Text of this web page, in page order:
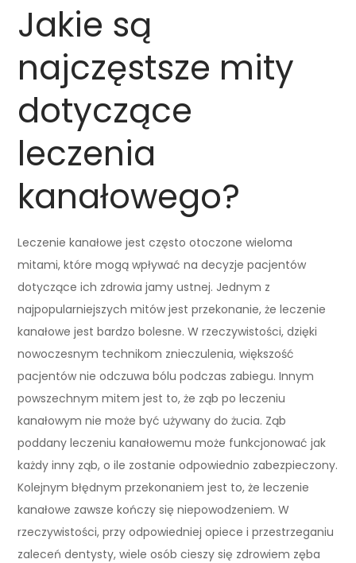
Jakie są
najczęstsze mity
dotyczące
leczenia
kanałowego?
Leczenie kanałowe jest często otoczone wieloma
mitami, które mogą wpływać na decyzje pacjentów
dotyczące ich zdrowia jamy ustnej. Jednym z
najpopularniejszych mitów jest przekonanie, że leczenie
kanałowe jest bardzo bolesne. W rzeczywistości, dzięki
nowoczesnym technikom znieczulenia, większość
pacjentów nie odczuwa bólu podczas zabiegu. Innym
powszechnym mitem jest to, że ząb po leczeniu
kanałowym nie może być używany do żucia. Ząb
poddany leczeniu kanałowemu może funkcjonować jak
każdy inny ząb, o ile zostanie odpowiednio zabezpieczony.
Kolejnym błędnym przekonaniem jest to, że leczenie
kanałowe zawsze kończy się niepowodzeniem. W
rzeczywistości, przy odpowiedniej opiece i przestrzeganiu
zaleceń dentysty, wiele osób cieszy się zdrowiem zęba